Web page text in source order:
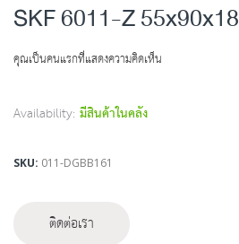
to
the
SKF 6011-Z 55x90x18
คุณเป็นคนแรกที่แสดงความคิดเห็น
Availability: มีสินค้าในคลัง
SKU 011-DGBB161
ติดต่อเรา